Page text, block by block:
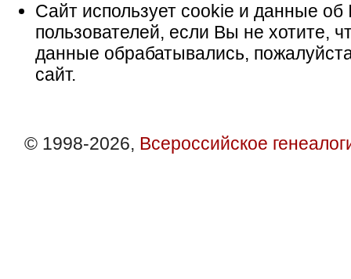
Сайт использует cookie и данные об
пользователей, если Вы не хотите,
данные обрабатывались,
сайт.
© 1998-2026, Всероссийское